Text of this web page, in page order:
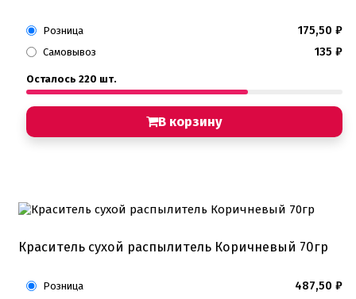
Розница 175,50 ₽
Самовывоз 135 ₽
Осталось 220 шт.
В корзину
Краситель сухой распылитель Коричневый 70гр
Розница 487,50 ₽